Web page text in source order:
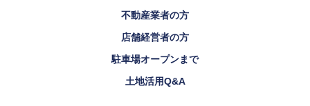
不動産業者の方
店舗経営者の方
駐車場オープンまで
土地活用Q&A